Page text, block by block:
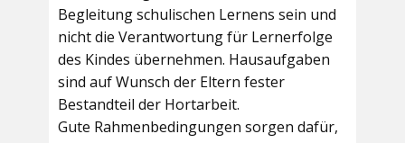
Begleitung schulischen Lernens sein und
nicht die Verantwortung für Lernerfolge
des Kindes übernehmen. Hausaufgaben
sind auf Wunsch der Eltern fester
Bestandteil der Hortarbeit.
Gute Rahmenbedingungen sorgen dafür,